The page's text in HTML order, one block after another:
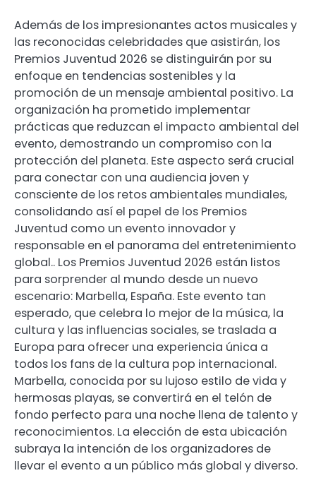
Además de los impresionantes actos musicales y
las reconocidas celebridades que asistirán, los
Premios Juventud 2026 se distinguirán por su
enfoque en tendencias sostenibles y la
promoción de un mensaje ambiental positivo. La
organización ha prometido implementar
prácticas que reduzcan el impacto ambiental del
evento, demostrando un compromiso con la
protección del planeta. Este aspecto será crucial
para conectar con una audiencia joven y
consciente de los retos ambientales mundiales,
consolidando así el papel de los Premios
Juventud como un evento innovador y
responsable en el panorama del entretenimiento
global.. Los Premios Juventud 2026 están listos
para sorprender al mundo desde un nuevo
escenario: Marbella, España. Este evento tan
esperado, que celebra lo mejor de la música, la
cultura y las influencias sociales, se traslada a
Europa para ofrecer una experiencia única a
todos los fans de la cultura pop internacional.
Marbella, conocida por su lujoso estilo de vida y
hermosas playas, se convertirá en el telón de
fondo perfecto para una noche llena de talento y
reconocimientos. La elección de esta ubicación
subraya la intención de los organizadores de
llevar el evento a un público más global y diverso.